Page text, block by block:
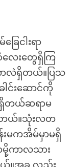
ေငါးရာ
ေးတွေရှိကြ
ာလဲရှိတယ်။ပြသ
င်းဆောင်ကို
ရှိတယ်ဆရာမ
ရတယ်။သုံးလတ
မကအိမ်မှာမရှိ
ကာလသား
ယ်။အခု လည်း